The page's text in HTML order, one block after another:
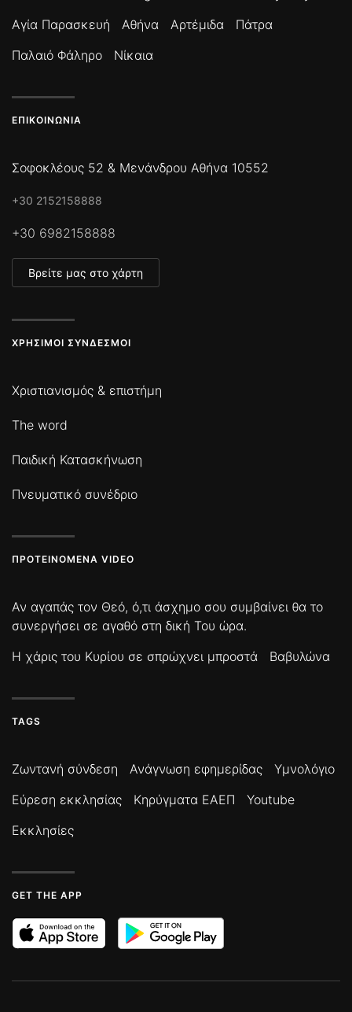
Αγία Παρασκευή
Αθήνα Αρτέμιδα
Πάτρα
Παλαιό Φάληρο
Νίκαια
ΕΠΙΚΟΙΝΩΝΊΑ
Σοφοκλέους 52 & Μενάνδρου Αθήνα 10552
+30 2152158888
+30 6982158888
Βρείτε μας στο χάρτη
ΧΡΉΣΙΜΟΙ ΣΎΝΔΕΣΜΟΙ
Χριστιανισμός & επιστήμη
The word
Παιδική Κατασκήνωση
Πνευματικό συνέδριο
ΠΡΟΤΕΙΝΌΜΕΝΑ VIDEO
Αν αγαπάς τον Θεό, ό,τι άσχημο σου συμβαίνει θα το
συνεργήσει σε αγαθό στη δική Του ώρα.
Η χάρις του Κυρίου σε σπρώχνει μπροστά
Βαβυλώνα
TAGS
Ζωντανή σύνδεση Ανάγνωση εφημερίδας
Υμνολόγιο
Εύρεση εκκλησίας
Κηρύγματα ΕΑΕΠ
Youtube
Εκκλησίες
GET THE APP